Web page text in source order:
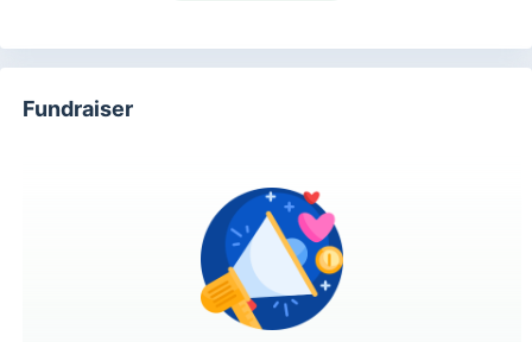
أَحَبُّ النَّاسِ إِلَى اللَّهِ تَعَالَى أَنْفَعُهُمْ لِلنَّاسِ , وَأَحَبُّ الأَعْمَالِ إِلَى اللَّهِ
دَيْنًا , أَوْ تَطْرُدُ عَنْهُ جُوعًا , وَلأَنْ أَمْشِيَ مَعَ أَخِ فِي حَاجَةٍ أَحَبُّ إِلَيَّ مِنْ
memberikan manfaat bagi manusia. Adapun amalan yang
paling dicintai oleh Allah adalah membuat muslim yang lain
bahagia, mengangkat kesusahan dari orang lain,
membayarkan utangnya atau menghilangkan rasa
laparnya. Sungguh aku berjalan bersama saudaraku yang
muslim untuk sebuah keperluan lebih aku cintai daripada
Fundraiser